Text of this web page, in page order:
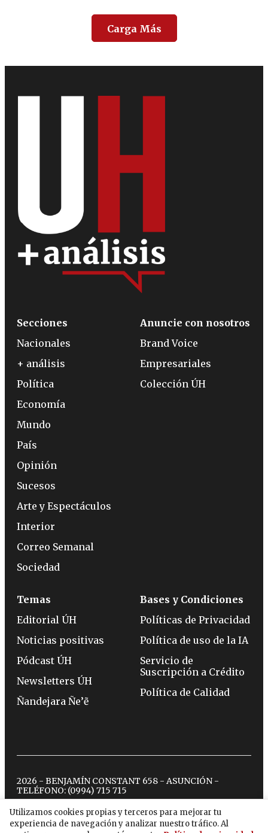
Carga Más
Utilizamos cookies propias y terceros para mejorar tu
experiencia de navegación y analizar nuestro tráfico. Al
Secciones
Nacionales
+ análisis
Política
Economía
Mundo
País
Opinión
Sucesos
Arte y Espectáculos
Interior
Correo Semanal
Sociedad
Anuncie con nosotros
Brand Voice
Empresariales
Colección ÚH
Temas
Editorial ÚH
Noticias positivas
Pódcast ÚH
Newsletters ÚH
Ñandejara Ñe’ẽ
Bases y Condiciones
Políticas de Privacidad
Política de uso de la IA
Servicio de
Suscripción a Crédito
Política de Calidad
2026 - BENJAMÍN CONSTANT 658 - ASUNCIÓN -
TELÉFONO: (0994) 715 715
twitterinstagram
facebook
tiktokyoutubespotify